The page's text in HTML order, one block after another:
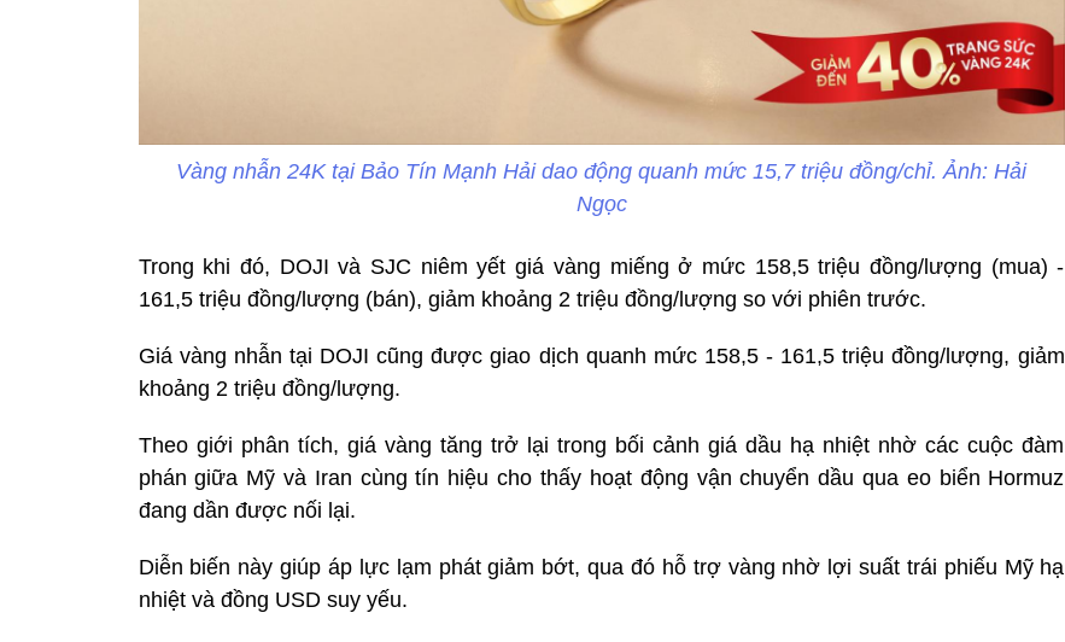
Vàng nhẫn 24K tại Bảo Tín Mạnh Hải dao động quanh mức 15,7 triệu đồng/chỉ. Ảnh: Hải
Ngọc
Trong khi đó, DOJI và SJC niêm yết giá vàng miếng ở mức 158,5 triệu đồng/lượng (mua) -
161,5 triệu đồng/lượng (bán), giảm khoảng 2 triệu đồng/lượng so với phiên trước.
Giá vàng nhẫn tại DOJI cũng được giao dịch quanh mức 158,5 - 161,5 triệu đồng/lượng, giảm
khoảng 2 triệu đồng/lượng.
Theo giới phân tích, giá vàng tăng trở lại trong bối cảnh giá dầu hạ nhiệt nhờ các cuộc đàm
phán giữa Mỹ và Iran cùng tín hiệu cho thấy hoạt động vận chuyển dầu qua eo biển Hormuz
đang dần được nối lại.
Diễn biến này giúp áp lực lạm phát giảm bớt, qua đó hỗ trợ vàng nhờ lợi suất trái phiếu Mỹ hạ
nhiệt và đồng USD suy yếu.